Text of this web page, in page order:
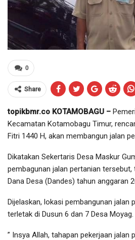
0
Share
topikbmr.co KOTAMOBAGU –
Kecamatan Kotamobagu Timur,
Fitri 1440 H, akan membangun jalan
Dikatakan Sekertaris Desa Maskur
pembagunan jalan pertanian tersebut,
Dana Desa (Dandes) tahun anggaran
Dijelaskan, lokasi pembangunan jalan
terletak di Dusun 6 dan 7 Desa Moyag.
” Insya Allah, tahapan pekerjaan jalan